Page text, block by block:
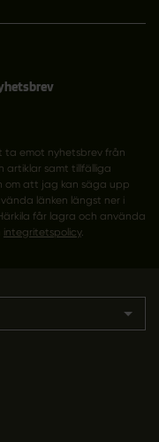
ta emot nyhetsbrev från
artiklar samt tillfälliga
om att jag kan säga upp
länken längst ner i
får lagra och använda
integritetspolicy.